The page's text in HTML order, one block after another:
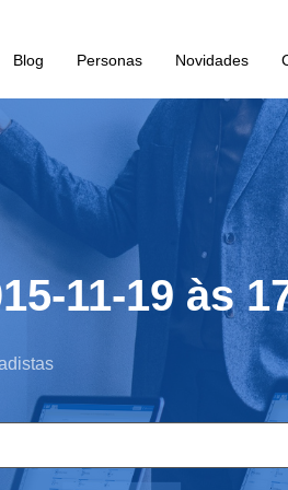
Blog Personas Novidades
11-19 às